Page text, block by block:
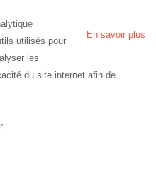
En savoir plus
utilisés pour
les
du site internet afin de